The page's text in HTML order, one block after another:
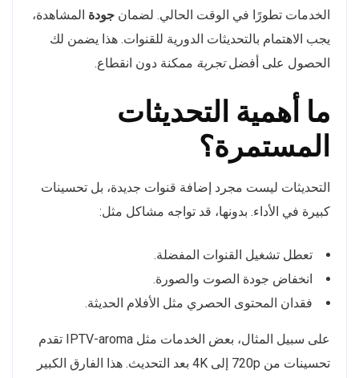
الخدمات تطورًا في الوقت الحالي. لضمان جودة المشاهدة،
يجب الاهتمام بالتحديثات الدورية للقنوات. هذا يضمن لك
الحصول على أفضلتجربة ممكنة دون انقطاع.
ما أهمية التحديثات
المستمرة؟
التحديثات ليست مجرد إضافة قنوات جديدة، بل تحسينات
كبيرة في الأداء. بدونها، قد تواجه مشاكل مثل:
تعطل تشغيل القنوات المفضلة.
انخفاض جودة الصوت والصورة.
فقدان المحتوى الحصري مثل الأفلام الحديثة.
على سبيل المثال، بعض الخدمات مثل IPTV-aroma تقدم
تحسينات من 720p إلى 4K بعد التحديث. هذا الفارق الكبير